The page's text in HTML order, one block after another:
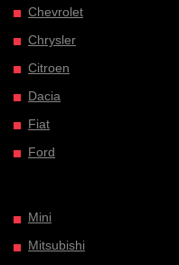
Chevrolet
Chrysler
Citroen
Dacia
Fiat
Ford
Mini
Mitsubishi